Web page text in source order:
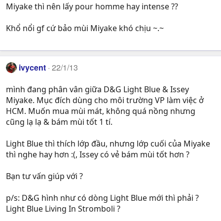
Miyake thì nên lấy pour homme hay intense ??
Khổ nổi gf cứ bảo mùi Miyake khó chịu ~.~
ivycent 22/1/13
mình đang phân vân giữa D&G Light Blue & Issey
Miyake. Mục đích dùng cho môi trường VP làm việc ở
HCM. Muốn mua mùi mát, không quá nồng nhưng
cũng lạ lạ & bám mùi tốt 1 tí.
Light Blue thì thích lớp đầu, nhưng lớp cuối của Miyake
thì nghe hay hơn :(, Issey có vẻ bám mùi tốt hơn ?
Bạn tư vấn giúp với ?
p/s: D&G hình như có dòng Light Blue mới thì phải ?
Light Blue Living In Stromboli ?